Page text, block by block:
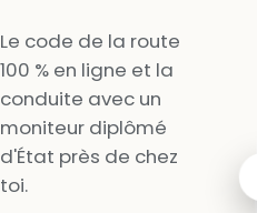
Le code de la route
100 % en ligne et la
conduite avec un
moniteur diplômé
d'État près de chez
toi.